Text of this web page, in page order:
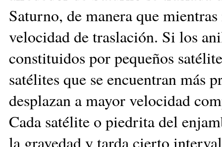
Saturno, de manera que
velocidad de traslación. Si los
constituidos por pequeños
satélites que se encuentran más
desplazan a mayor velocidad
Cada satélite o piedrita del
la gravedad y tarda cierto